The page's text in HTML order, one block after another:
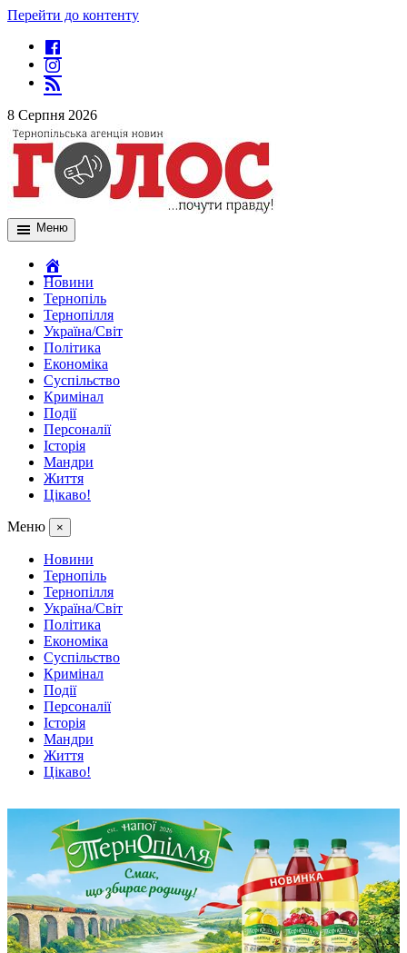
Перейти до контенту
8 Серпня 2026
Меню
Новини
Тернопіль
Тернопілля
Україна/Світ
Політика
Економіка
Суспільство
Кримінал
Події
Персоналії
Історія
Мандри
Життя
Цікаво!
Меню ×
Новини
Тернопіль
Тернопілля
Україна/Світ
Політика
Економіка
Суспільство
Кримінал
Події
Персоналії
Історія
Мандри
Життя
Цікаво!